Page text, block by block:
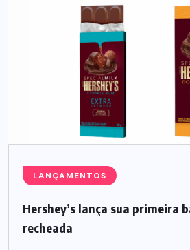
LANÇAMENTOS
Hershey’s lança sua primeira
recheada